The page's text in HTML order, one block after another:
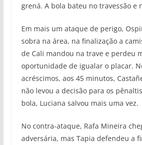
grená. A bola bateu no travessão e
Em mais um ataque de perigo,
sobra na área, na finalização a
de Cali mandou na trave e perdeu
oportunidade de igualar o placar.
acréscimos, aos 45 minutos,
não levou a decisão para os
bola, Luciana salvou mais uma vez.
No contra-ataque, Rafa Mineira
adversária, mas Tapia defendeu a